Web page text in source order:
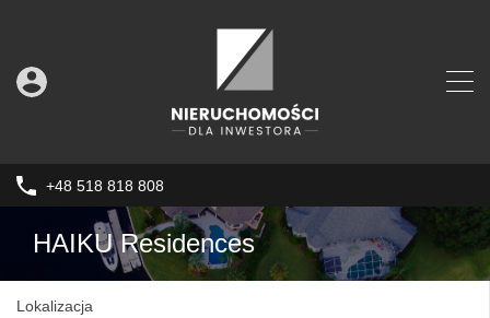
+48 518 818 808
HAIKU Residences
Lokalizacja